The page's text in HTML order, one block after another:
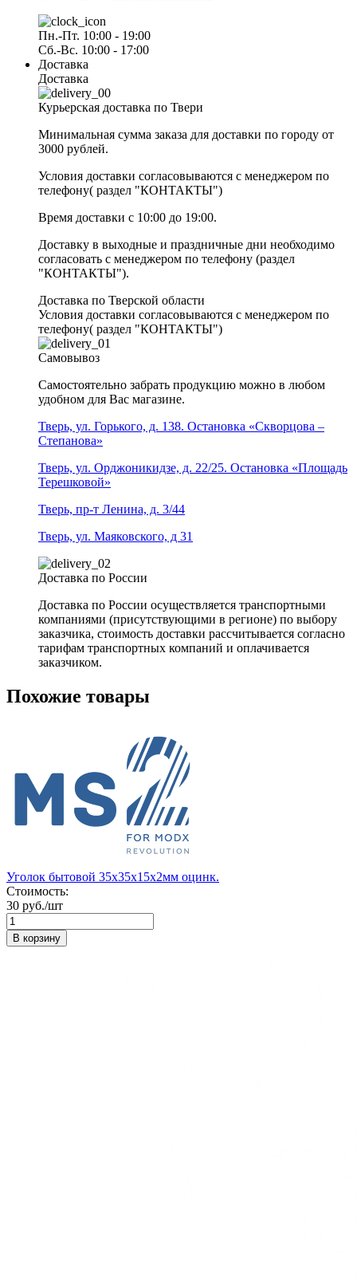
Пн.-Пт. 10:00 - 19:00
Сб.-Вс. 10:00 - 17:00
Доставка
Доставка
Курьерская доставка по Твери
Минимальная сумма заказа для доставки по городу от
3000 рублей.
Условия доставки согласовываются с менеджером по
телефону( раздел "КОНТАКТЫ")
Время доставки с 10:00 до 19:00.
Доставку в выходные и праздничные дни необходимо
согласовать с менеджером по телефону (раздел
"КОНТАКТЫ").
Доставка по Тверской области
Условия доставки согласовываются с менеджером по
телефону( раздел "КОНТАКТЫ")
Самовывоз
Самостоятельно забрать продукцию можно в любом
удобном для Вас магазине.
Тверь, ул. Горького, д. 138. Остановка «Скворцова –
Степанова»
Тверь, ул. Орджоникидзе, д. 22/25. Остановка «Площадь
Терешковой»
Тверь, пр-т Ленина, д. 3/44
Тверь, ул. Маяковского, д 31
Доставка по России
Доставка по России осуществляется транспортными
компаниями (присутствующими в регионе) по выбору
заказчика, стоимость доставки рассчитывается согласно
тарифам транспортных компаний и оплачивается
заказчиком.
Похожие товары
Уголок бытовой 35х35х15х2мм оцинк.
Стоимость:
30 руб./шт
В корзину